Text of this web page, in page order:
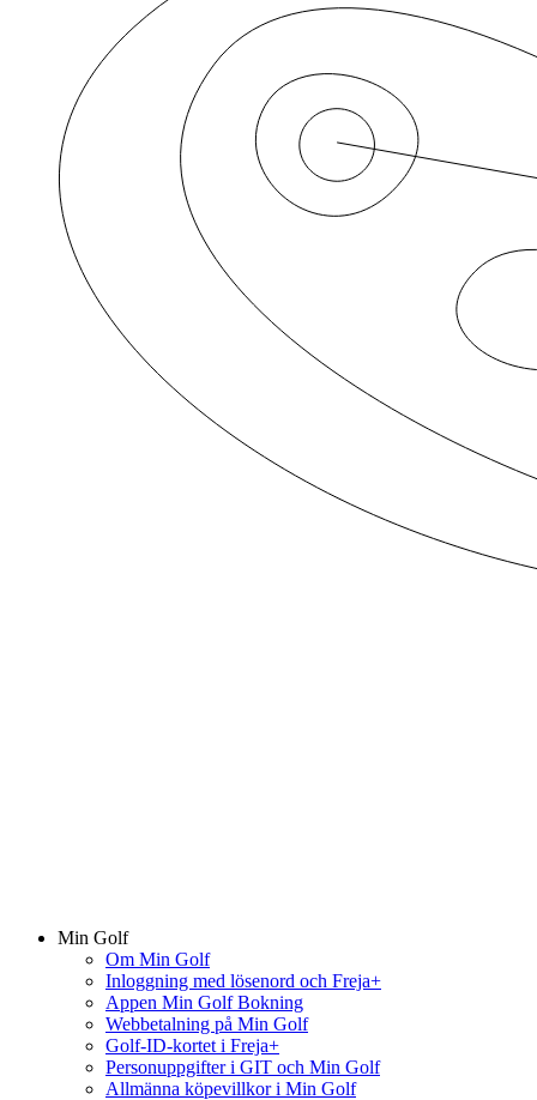
Min Golf
Om Min Golf
Inloggning med lösenord och Freja+
Appen Min Golf Bokning
Webbetalning på Min Golf
Golf-ID-kortet i Freja+
Personuppgifter i GIT och Min Golf
Allmänna köpevillkor i Min Golf